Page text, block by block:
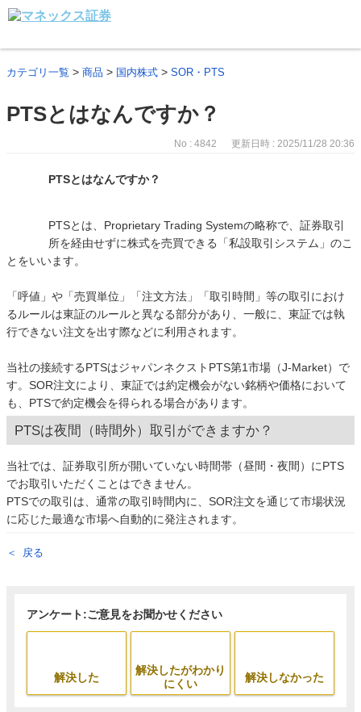
カテゴリ一覧 > 商品 > 国内株式 > SOR・PTS
PTSとはなんですか？
No : 4842 更新日時 : 2025/11/28 20:36
PTSとはなんですか？
PTSとは、Proprietary Trading Systemの略称で、証券取引
所を経由せずに株式を売買できる「私設取引システム」のこ
とをいいます。
「呼値」や「売買単位」「注文方法」「取引時間」等の取引におけ
るルールは東証のルールと異なる部分があり、一般に、東証では執
行できない注文を出す際などに利用されます。
当社の接続するPTSはジャパンネクストPTS第1市場（J-Market）で
す。SOR注文により、東証では約定機会がない銘柄や価格において
も、PTSで約定機会を得られる場合があります。
PTSは夜間（時間外）取引ができますか？
当社では、証券取引所が開いていない時間帯（昼間・夜間）にPTS
でお取引いただくことはできません。
PTSでの取引は、通常の取引時間内に、SOR注文を通じて市場状況
に応じた最適な市場へ自動的に発注されます。
戻る
アンケート:ご意見をお聞かせください
解決した
解決したがわかり
にくい
解決しなかった